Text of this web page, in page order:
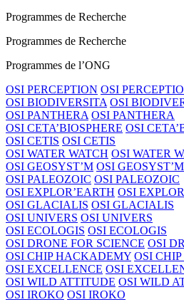
Programmes de Recherche
Programmes de Recherche
Programmes de l’ONG
OSI PERCEPTION OSI
OSI BIODIVERSITA OSI
OSI PANTHERA OSI PANTHERA
OSI CETA’BIOSPHERE OSI
OSI CETIS OSI CETIS
OSI WATER WATCH OSI WATER
OSI GEOSYST’M OSI GEOSYST’M
OSI PALEOZOIC OSI PALEOZOIC
OSI EXPLOR’EARTH OSI
OSI GLACIALIS OSI GLACIALIS
OSI UNIVERS OSI UNIVERS
OSI ECOLOGIS OSI ECOLOGIS
OSI DRONE FOR SCIENCE OSI
OSI CHIP HACKADEMY OSI
OSI EXCELLENCE OSI
OSI WILD ATTITUDE OSI WILD
OSI IROKO OSI IROKO